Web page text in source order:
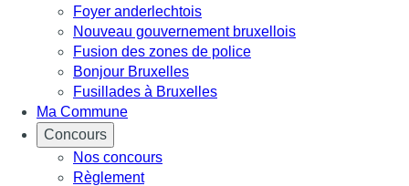
Foyer anderlechtois
Nouveau gouvernement bruxellois
Fusion des zones de police
Bonjour Bruxelles
Fusillades à Bruxelles
Ma Commune
Concours
Nos concours
Règlement